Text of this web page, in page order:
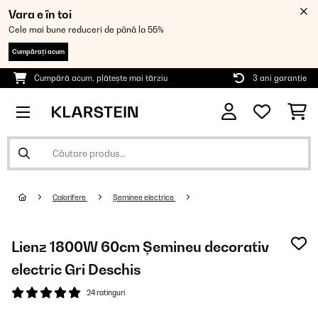
Vara e în toi
Cele mai bune reduceri de până la 55%
Cumpărați acum
Cumpără acum, plătește mai târziu 3 ani garanție
Calorifere Șeminee electrice
Lienz 1800W 60cm Șemineu decorativ
electric Gri Deschis
24 ratinguri